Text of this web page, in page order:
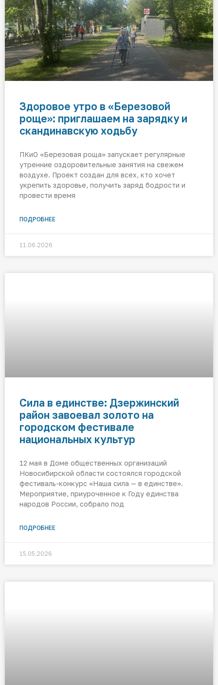
Здоровое утро в «Березовой
роще»: приглашаем на зарядку и
скандинавскую ходьбу
ПКиО «Березовая роща» запускает регулярные
утренние оздоровительные занятия на свежем
воздухе. Проект создан для всех, кто хочет
укрепить здоровье, получить заряд бодрости и
провести время
ПОДРОБНЕЕ
11.06.2026
Сила в единстве: Дзержинский
район завоевал золото на
городском фестивале
национальных культур
12 мая в Доме общественных организаций
Новосибирской области состоялся городской
фестиваль-конкурс «Наша сила — в единстве».
Мероприятие, приуроченное к Году единства
народов России, собрало под
ПОДРОБНЕЕ
15.05.2026